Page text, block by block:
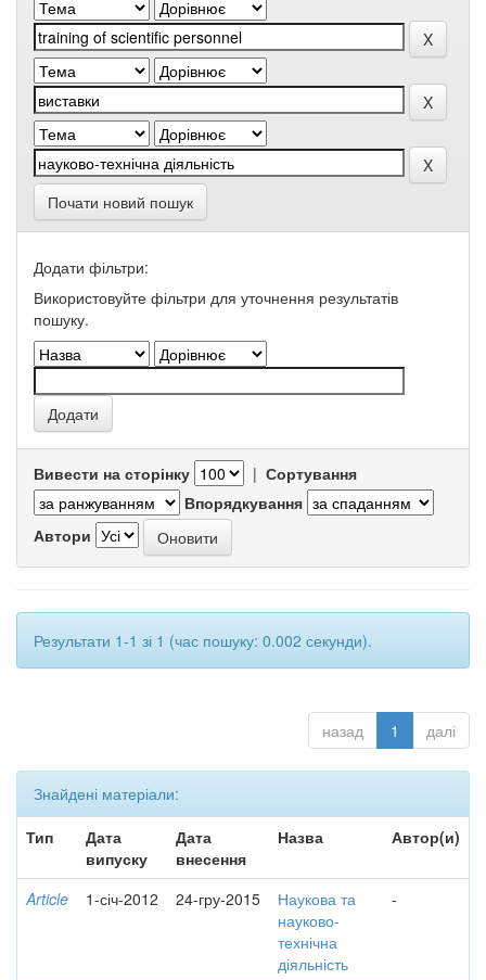
Почати новий пошук
Додати фільтри:
Використовуйте фільтри для уточнення результатів
пошуку.
Вивести на сторінку | Сортування
Впорядкування
Автори
Результати 1-1 зі 1 (час пошуку: 0.002 секунди).
назад 1 далі
Знайдені матеріали:
Тип
Дата
випуску
Дата
внесення
Назва Автор(и)
Article 1-січ-2012 24-гру-2015
Наукова та
науково-
технічна
діяльність
-